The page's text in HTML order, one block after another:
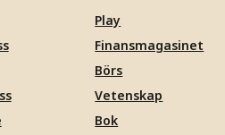
Play
Finansmagasinet
Börs
Vetenskap
Bok